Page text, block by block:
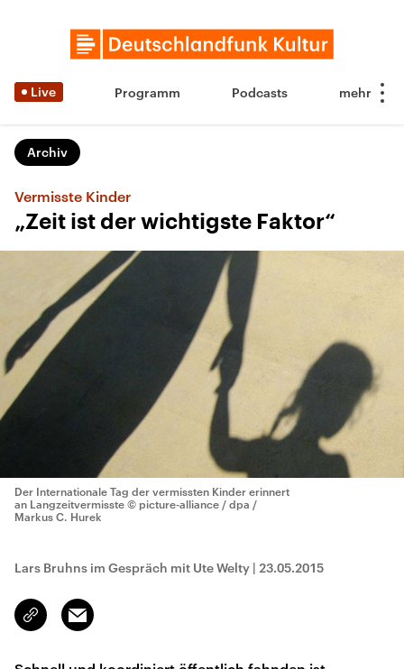
Live Programm Podcasts
Archiv
Vermisste Kinder
„Zeit ist der wichtigste Faktor“
Der Internationale Tag der vermissten Kinder erinnert
an Langzeitvermisste © picture-alliance / dpa /
Markus C. Hurek
Lars Bruhns im Gespräch mit Ute Welty | 23.05.2015
Link
kopieren/teilen
Email